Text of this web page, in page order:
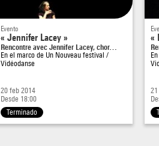
Evento
« Jennifer Lacey »
Rencontre avec Jennifer Lacey, chor…
En el marco de Un Nouveau festival /
Vidéodanse
20 feb 2014
Desde 18:00
Terminado
«